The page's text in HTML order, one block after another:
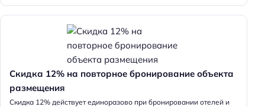
Скидка 12% на повторное бронирование объекта
размещения
Cкидка 12% действует единоразово при бронировании отелей и